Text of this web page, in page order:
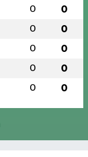
0 0
0 0
0 0
0 0
0 0